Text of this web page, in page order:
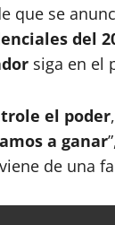
que se
del
siga en el
el poder
a ganar
de una